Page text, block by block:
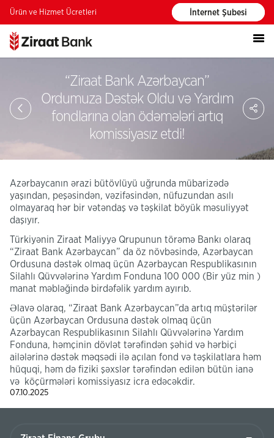
Ürün ve Hizmet Ücretleri İnternet Şubesi
“Ziraat Bank Azərbaycan”
Ordumuza Dəstək Oldu və Yardım
fondlarına olan ödəmələri artıq
komissiyasız etdi!
Azərbaycanın ərazi bütövlüyü uğrunda mübarizədə
yaşından, peşəsindən, vəzifəsindən, nüfuzundan asılı
olmayaraq hər bir vətəndaş və təşkilat böyük məsuliyyət
daşıyır.
Türkiyənin Ziraat Maliyyə Qrupunun törəmə Bankı olaraq
“Ziraat Bank Azərbaycan” da öz növbəsində, Azərbaycan
Ordusuna dəstək olmaq üçün Azərbaycan Respublikasının
Silahlı Qüvvələrinə Yardım Fonduna 100 000 (Bir yüz min )
manat məbləğində birdəfəlik yardım ayırıb.
Əlavə olaraq, “Ziraat Bank Azərbaycan”da artıq müştərilər
üçün Azərbaycan Ordusuna dəstək olmaq üçün
Azərbaycan Respublikasının Silahlı Qüvvələrinə Yardım
Fonduna, həmçinin dövlət tərəfindən şəhid və hərbiçi
ailələrinə dəstək məqsədi ilə açılan fond və təşkilatlara həm
hüquqi, həm də fiziki şəxslər tərəfindən edilən bütün ianə
və köçürmələri komissiyasız icra edəcəkdir.
07.10.2025